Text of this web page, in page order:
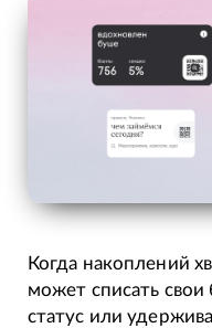
Когда накоплений
может списать
статус или